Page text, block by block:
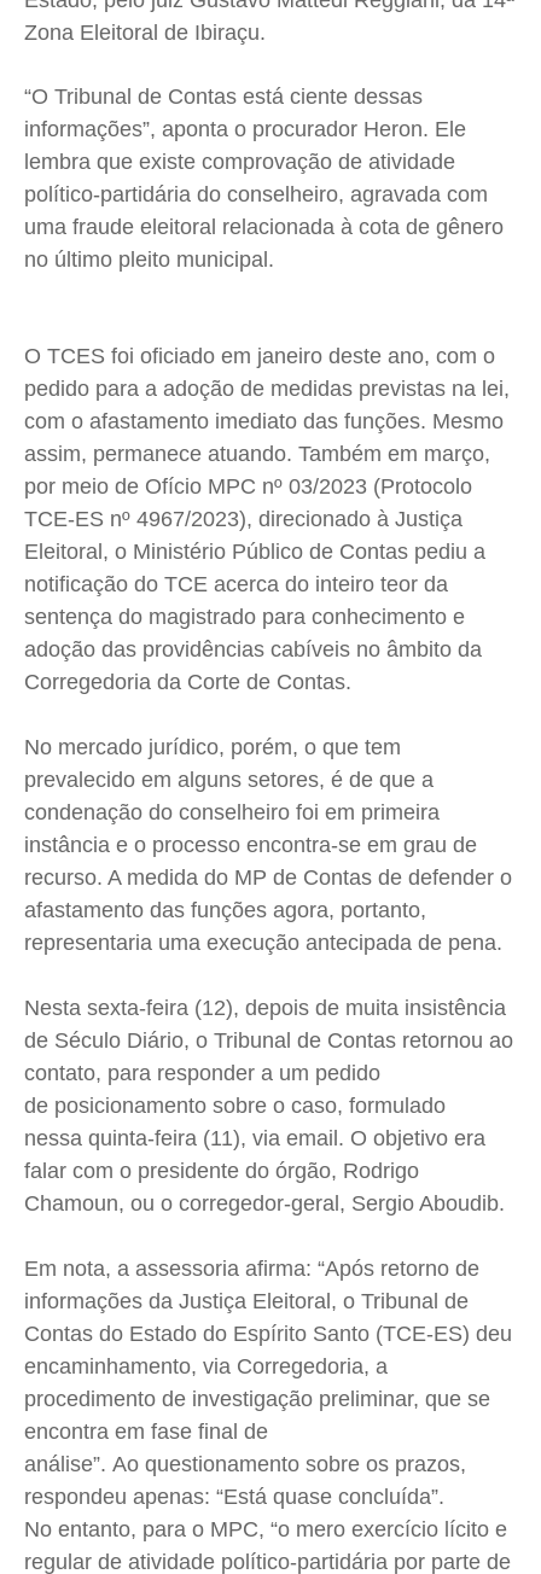
Contato
Termos de Uso
Privacidade
Contato
Termos de Uso
Privacidade
Contato
Termos de Uso
Privacidade
Contato
Termos de Uso
Privacidade
Zona Eleitoral de Ibiraçu.
“O Tribunal de Contas está ciente dessas
informações”, aponta o procurador Heron. Ele
lembra que existe comprovação de atividade
político-partidária do conselheiro, agravada com
uma fraude eleitoral relacionada à cota de gênero
no último pleito municipal.
O TCES foi oficiado em janeiro deste ano, com o
pedido para a adoção de medidas previstas na lei,
com o afastamento imediato das funções. Mesmo
assim, permanece atuando. Também em março,
por meio de Ofício MPC nº 03/2023 (Protocolo
TCE-ES nº 4967/2023), direcionado à Justiça
Eleitoral, o Ministério Público de Contas pediu a
notificação do TCE acerca do inteiro teor da
sentença do magistrado para conhecimento e
adoção das providências cabíveis no âmbito da
Corregedoria da Corte de Contas.
No mercado jurídico, porém, o que tem
prevalecido em alguns setores, é de que a
condenação do conselheiro foi em primeira
instância e o processo encontra-se em grau de
recurso. A medida do MP de Contas de defender o
afastamento das funções agora, portanto,
representaria uma execução antecipada de pena.
Nesta sexta-feira (12), depois de muita insistência
de Século Diário, o Tribunal de Contas retornou ao
contato, para responder a um pedido
de posicionamento sobre o caso, formulado
nessa quinta-feira (11), via email. O objetivo era
falar com o presidente do órgão, Rodrigo
Chamoun, ou o corregedor-geral, Sergio Aboudib.
Em nota, a assessoria afirma: “Após retorno de
informações da Justiça Eleitoral, o Tribunal de
Contas do Estado do Espírito Santo (TCE-ES) deu
encaminhamento, via Corregedoria, a
procedimento de investigação preliminar, que se
encontra em fase final de
análise”. Ao questionamento sobre os prazos,
respondeu apenas: “Está quase concluída”.
No entanto, para o MPC, “o mero exercício lícito e
regular de atividade político-partidária por parte de